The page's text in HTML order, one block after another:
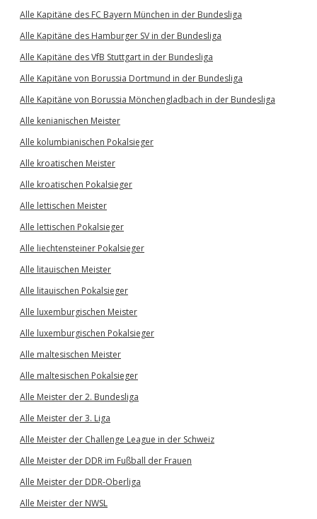
Alle Kapitäne des FC Bayern München in der Bundesliga
Alle Kapitäne des Hamburger SV in der Bundesliga
Alle Kapitäne des VfB Stuttgart in der Bundesliga
Alle Kapitäne von Borussia Dortmund in der Bundesliga
Alle Kapitäne von Borussia Mönchengladbach in der Bundesliga
Alle kenianischen Meister
Alle kolumbianischen Pokalsieger
Alle kroatischen Meister
Alle kroatischen Pokalsieger
Alle lettischen Meister
Alle lettischen Pokalsieger
Alle liechtensteiner Pokalsieger
Alle litauischen Meister
Alle litauischen Pokalsieger
Alle luxemburgischen Meister
Alle luxemburgischen Pokalsieger
Alle maltesischen Meister
Alle maltesischen Pokalsieger
Alle Meister der 2. Bundesliga
Alle Meister der 3. Liga
Alle Meister der Challenge League in der Schweiz
Alle Meister der DDR im Fußball der Frauen
Alle Meister der DDR-Oberliga
Alle Meister der NWSL